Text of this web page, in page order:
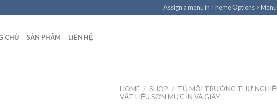
Assign a menu in Theme Options >
CHỦ SẢN PHẨM LIÊN HỆ
HOME / SHOP / TỦ MÔI TRƯỜNG THỬ
VẬT LIỆU SƠN MỰC IN VÀ GIẤY